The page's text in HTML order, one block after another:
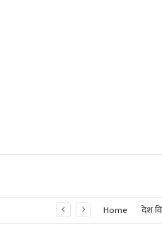
Home देश